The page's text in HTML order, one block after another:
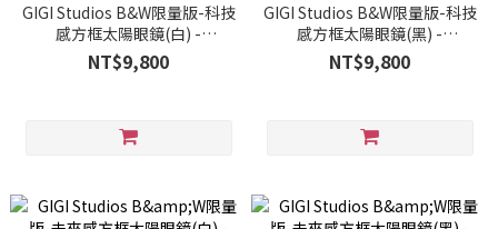
GIGI Studios B&W限量版-科技
感方框太陽眼鏡(白) -
VICEVERSA-6876/9
NT$9,800
GIGI Studios B&W限量版-科技
感方框太陽眼鏡(黑) -
VICEVERSA-6876/1
NT$9,800